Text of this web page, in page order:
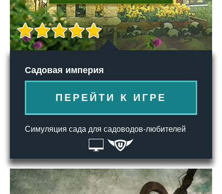
Садовая империя
ПЕРЕЙТИ К ИГРЕ
Симуляция сада для садоводов-любителей